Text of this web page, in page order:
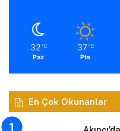
32 ℃
Paz
37 ℃
Pts
En Çok Okunanlar